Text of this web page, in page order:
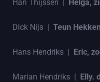
Han Thijssen | Helga,
Dick Nijs | Teun
Hans Hendriks | Eric,
Marian Hendriks | Elly.